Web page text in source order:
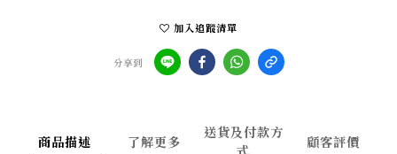
加入追蹤清單
分享到
商品描述 了解更多
送貨及付款方
顧客評價